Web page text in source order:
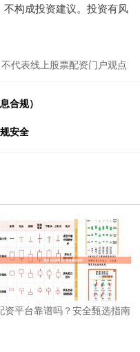
不构成投资建议。投资有风
代表线上股票配资门户观点
合规）
安全
资平台靠谱吗？安全甄选指南